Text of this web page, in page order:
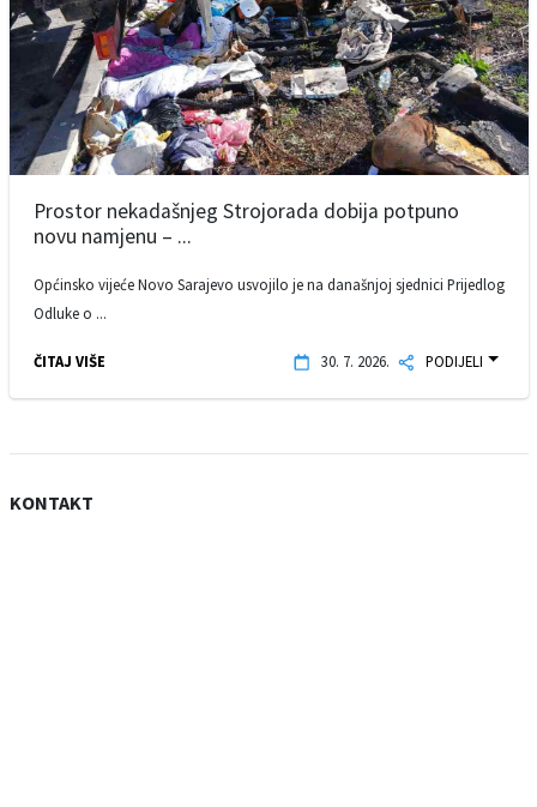
Prostor nekadašnjeg Strojorada dobija potpuno
novu namjenu – ...
Općinsko vijeće Novo Sarajevo usvojilo je na današnjoj sjednici Prijedlog
Odluke o ...
ČITAJ VIŠE 30. 7. 2026. PODIJELI
KONTAKT